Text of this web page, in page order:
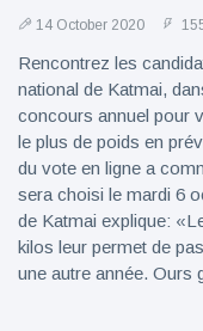
14 October 2020
Rencontrez les
national de Katmai,
concours annuel pour
le plus de poids en
du vote en ligne a
sera choisi le mardi 6
de Katmai explique:
kilos leur permet de
une autre année. Ours